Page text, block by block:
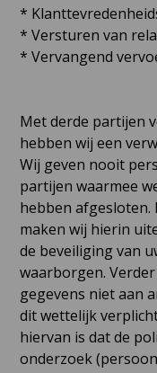
*
* Versturen van
* Vervangend
Met derde partijen
hebben wij een
Wij geven nooit
partijen waarmee
hebben afgesloten.
maken wij hierin
de beveiliging van
waarborgen.
gegevens niet aan
dit wettelijk
hiervan is dat de
onderzoek